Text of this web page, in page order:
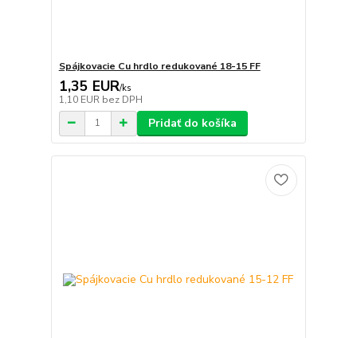
Spájkovacie Cu hrdlo redukované 18-15 FF
1,35 EUR/ks
1,10 EUR bez DPH
Pridať do košíka